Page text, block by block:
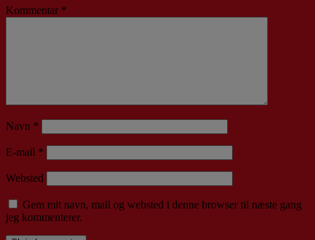
Kommentar *
Navn *
E-mail *
Websted
Gem mit navn, mail og websted i denne browser til næste gang
jeg kommenterer.